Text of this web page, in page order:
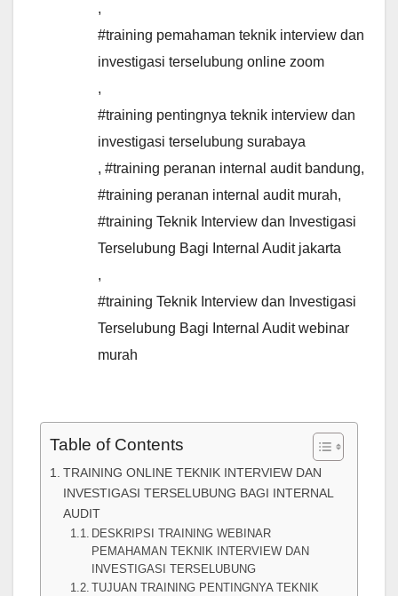
,
#training pemahaman teknik interview dan
investigasi terselubung online zoom
,
#training pentingnya teknik interview dan
investigasi terselubung surabaya
, #training peranan internal audit bandung,
#training peranan internal audit murah,
#training Teknik Interview dan Investigasi
Terselubung Bagi Internal Audit jakarta
,
#training Teknik Interview dan Investigasi
Terselubung Bagi Internal Audit webinar
murah
Table of Contents
TRAINING ONLINE TEKNIK INTERVIEW DAN
INVESTIGASI TERSELUBUNG BAGI INTERNAL
AUDIT
DESKRIPSI TRAINING WEBINAR
PEMAHAMAN TEKNIK INTERVIEW DAN
INVESTIGASI TERSELUBUNG
TUJUAN TRAINING PENTINGNYA TEKNIK